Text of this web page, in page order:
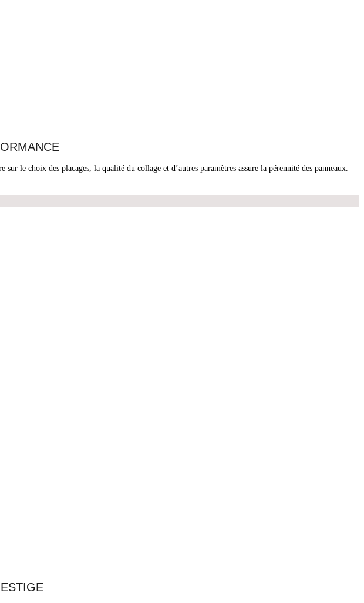
le choix des placages, la qualité du collage et d’autres paramètres assure la pérennité des panneaux.